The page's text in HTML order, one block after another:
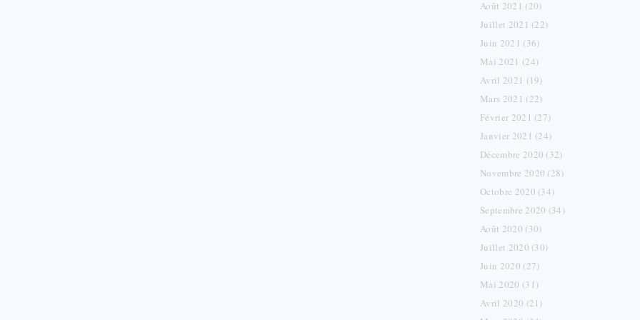
Août 2021 (20)
Juillet 2021 (22)
Juin 2021 (36)
Mai 2021 (24)
Avril 2021 (19)
Mars 2021 (22)
Février 2021 (27)
Janvier 2021 (24)
Décembre 2020 (32)
Novembre 2020 (28)
Octobre 2020 (34)
Septembre 2020 (34)
Août 2020 (30)
Juillet 2020 (30)
Juin 2020 (27)
Mai 2020 (31)
Avril 2020 (21)